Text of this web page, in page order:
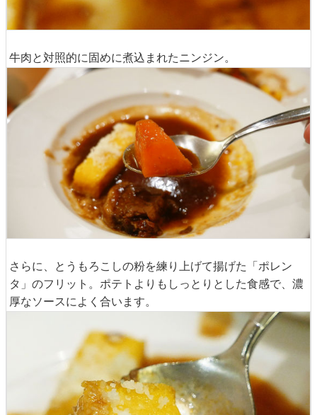
牛肉と対照的に固めに煮込まれたニンジン。